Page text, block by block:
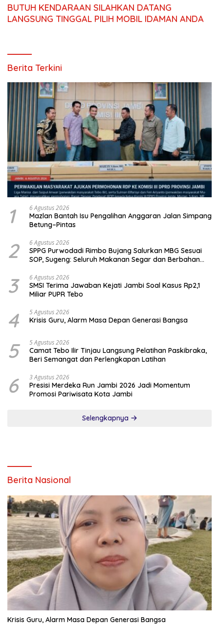
BUTUH KENDARAAN SILAHKAN DATANG
LANGSUNG TINGGAL PILIH MOBIL IDAMAN ANDA
Berita Terkini
1 6 Agustus 2026
Mazlan Bantah Isu Pengalihan Anggaran Jalan Simpang
Betung–Pintas
2 6 Agustus 2026
SPPG Purwodadi Rimbo Bujang Salurkan MBG Sesuai
SOP, Sugeng: Seluruh Makanan Segar dan Berbahan
3 6 Agustus 2026
SMSI Terima Jawaban Kejati Jambi Soal Kasus Rp2,1
Miliar PUPR Tebo
4 5 Agustus 2026
Krisis Guru, Alarm Masa Depan Generasi Bangsa
5 5 Agustus 2026
Camat Tebo Ilir Tinjau Langsung Pelatihan Paskibraka,
Beri Semangat dan Perlengkapan Latihan
6 3 Agustus 2026
Presisi Merdeka Run Jambi 2026 Jadi Momentum
Promosi Pariwisata Kota Jambi
Selengkapnya
Berita Nasional
Krisis Guru, Alarm Masa Depan Generasi Bangsa